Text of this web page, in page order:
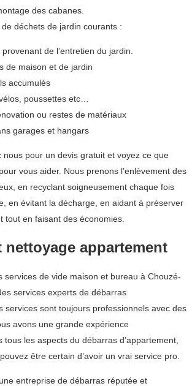
des cabanes.
déchets de jardin courants :
de l’entretien du jardin.
de maison et de jardin
accumulés
poussettes etc…
ou restes de matériaux
garages et hangars
nous pour un devis gratuit et voyez ce que
vous aider. Nous prenons l’enlèvement des
en recyclant soigneusement chaque fois
en évitant la décharge, en aidant à préserver
tout en faisant des économies.
nettoyage appartement
services de vide maison et bureau à Chouzé-
services experts de débarras
services sont toujours professionnels avec des
avons une grande expérience
tous les aspects du débarras d’appartement,
être certain d’avoir un vrai service pro.
entreprise de débarras réputée et